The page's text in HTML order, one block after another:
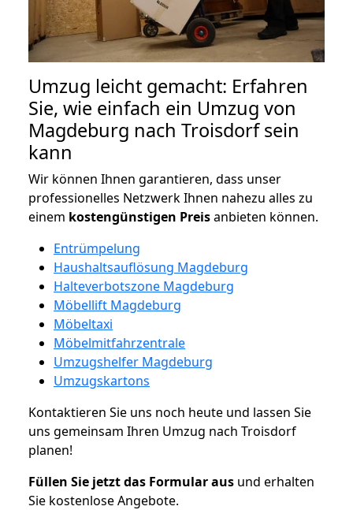
Umzug leicht gemacht: Erfahren
Sie, wie einfach ein Umzug von
Magdeburg nach Troisdorf sein
kann
Wir können Ihnen garantieren, dass unser
professionelles Netzwerk Ihnen nahezu alles zu
einem kostengünstigen Preisanbieten können.
Entrümpelung
Haushaltsauflösung Magdeburg
Halteverbotszone Magdeburg
Möbellift Magdeburg
Möbeltaxi
Möbelmitfahrzentrale
Umzugshelfer Magdeburg
Umzugskartons
Kontaktieren Sie uns noch heute und lassen Sie
uns gemeinsam Ihren Umzug nach Troisdorf
planen!
Füllen Sie jetzt das Formular aus und erhalten
Sie kostenlose Angebote.